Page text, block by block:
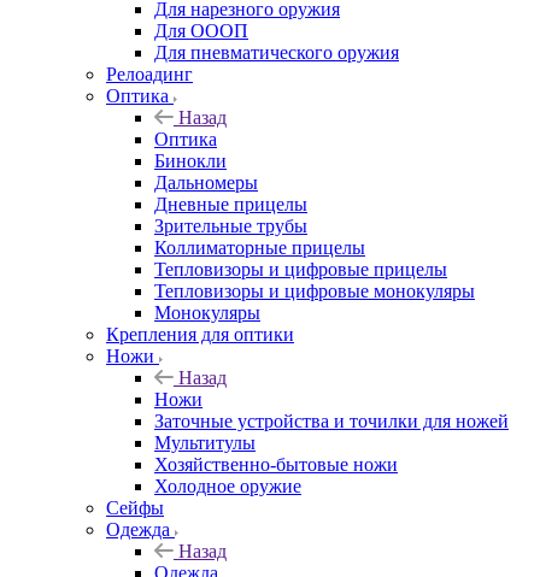
Для нарезного оружия
Для ОООП
Для пневматического оружия
Релоадинг
Оптика
Назад
Оптика
Бинокли
Дальномеры
Дневные прицелы
Зрительные трубы
Коллиматорные прицелы
Тепловизоры и цифровые прицелы
Тепловизоры и цифровые монокуляры
Монокуляры
Крепления для оптики
Ножи
Назад
Ножи
Заточные устройства и точилки для ножей
Мультитулы
Хозяйственно-бытовые ножи
Холодное оружие
Сейфы
Одежда
Назад
Одежда